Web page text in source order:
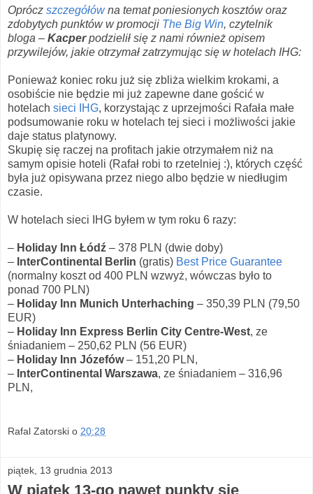
Oprócz szczegółówna temat poniesionych kosztów oraz
zdobytych punktów w promocji The Big Win, czytelnik
bloga – Kacperpodzielił się z nami również opisem
przywilejów, jakie otrzymał zatrzymując się w hotelach IHG:
Ponieważ koniec roku już się zbliża wielkim krokami, a
osobiście nie będzie mi już zapewne dane gościć w
hotelach sieci IHG, korzystając z uprzejmości Rafała małe
podsumowanie roku w hotelach tej sieci i możliwości jakie
daje status platynowy.
Skupię się raczej na profitach jakie otrzymałem niż na
samym opisie hoteli (Rafał robi to rzetelniej :), których część
była już opisywana przez niego albo będzie w niedługim
czasie.
W hotelach sieci IHG byłem w tym roku 6 razy:
– Holiday Inn Łódź – 378 PLN (dwie doby)
– InterContinental Berlin (gratis) Best Price Guarantee
(normalny koszt od 400 PLN wzwyż, wówczas było to
ponad 700 PLN)
– Holiday Inn Munich Unterhaching – 350,39 PLN (79,50
EUR)
– Holiday Inn Express Berlin City Centre-West, ze
śniadaniem – 250,62 PLN (56 EUR)
– Holiday Inn Józefów – 151,20 PLN,
– InterContinental Warszawa, ze śniadaniem – 316,96
PLN,
Rafal Zatorski o 20:28
piątek, 13 grudnia 2013
W piątek 13-go nawet punkty się